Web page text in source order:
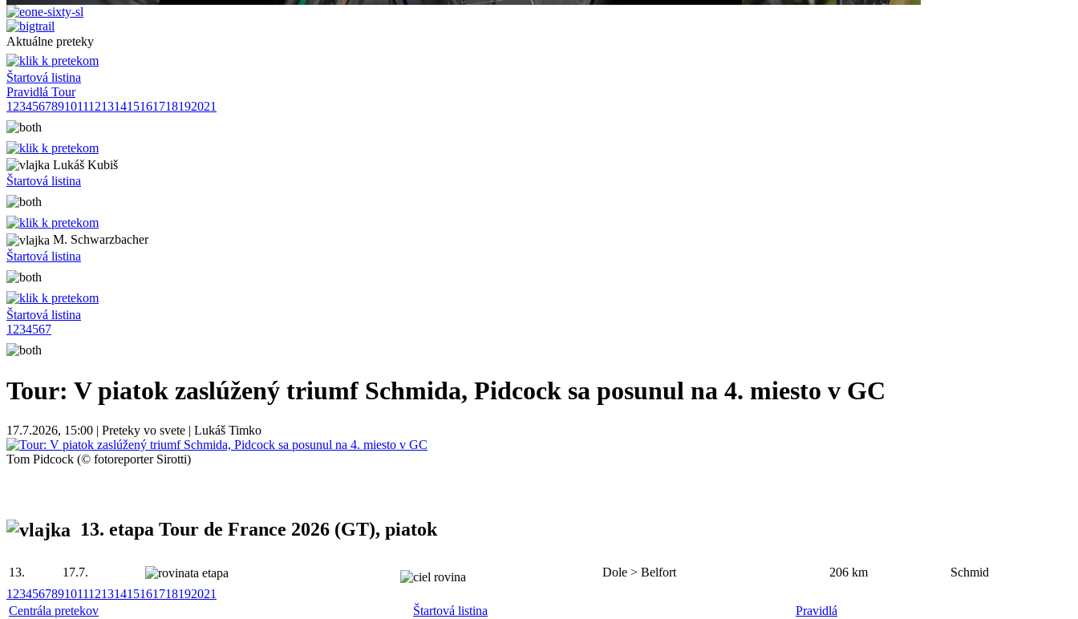
Aktuálne preteky
Štartová listina
Pravidlá Tour
1 23456789101112131415161718192021
Lukáš Kubiš
Štartová listina
M. Schwarzbacher
Štartová listina
Štartová listina
1 234567
Tour: V piatok zaslúžený triumf Schmida, Pidcock sa posunul na 4. miesto v GC
17.7.2026, 15:00 | Preteky vo svete | Lukáš Timko
Tom Pidcock (© fotoreporter Sirotti)
13. etapa Tour de France 2026 (GT), piatok
13. 17.7. Dole > Belfort 206 km
Schmid
1 23456789101112131415161718192021
Centrála pretekov
Štartová listina Pravidlá